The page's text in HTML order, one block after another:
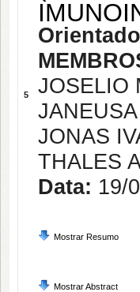
5
JOSELIO
JONAS
THALES
Data: 19/
Mostrar Resumo
Mostrar Abstract